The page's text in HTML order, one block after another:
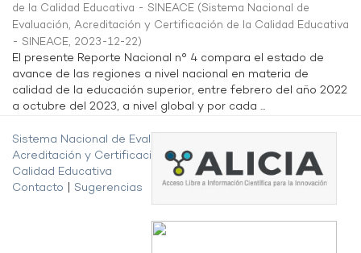
de la Calidad Educativa - SINEACE (Sistema Nacional de
Evaluación, Acreditación y Certificación de la Calidad Educativa
- SINEACE, 2023-12-22)
El presente Reporte Nacional n° 4 compara el estado de
avance de las regiones a nivel nacional en materia de
calidad de la educación superior, entre febrero del año 2022
a octubre del 2023, a nivel global y por cada ...
Sistema Nacional de Evaluación,
Acreditación y Certificación de la
Calidad Educativa
Contacto
Sugerencias